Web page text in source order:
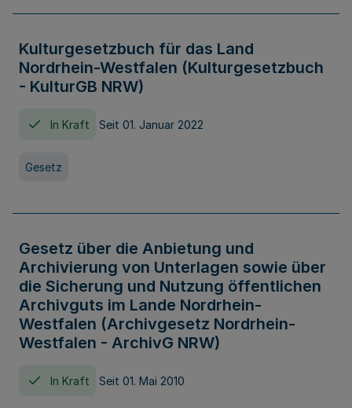
Kulturgesetzbuch für das Land
Nordrhein-Westfalen (Kulturgesetzbuch
- KulturGB NRW)
In Kraft Seit 01. Januar 2022
Gesetz
Gesetz über die Anbietung und
Archivierung von Unterlagen sowie über
die Sicherung und Nutzung öffentlichen
Archivguts im Lande Nordrhein-
Westfalen (Archivgesetz Nordrhein-
Westfalen - ArchivG NRW)
In Kraft Seit 01. Mai 2010